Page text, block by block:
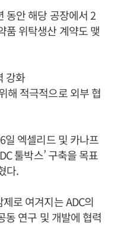
동안 해당 공장에서 2
품 위탁생산 계약도 맺
강화
해 적극적으로 외부 협
엑셀리드 및 카나프
툴박스’ 구축을 목표
다.
로 여겨지는 ADC의
동 연구 및 개발에 협력